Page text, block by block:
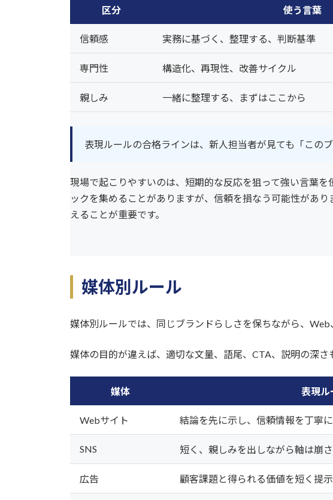
区分 使う言葉
信頼感 実務に基づく、整理する、判断基準
専門性 構造化、再現性、改善サイクル
親しみ 一緒に整理する、まずはここから
表現ルールの合格ラインは、新人担当者が見ても「この
現場で起こりやすいのは、短期的な反応を狙って強い言葉
ックを集めることがありますが、信頼を損なう可能性があ
えることが重要です。
媒体別ルール
媒体別ルールでは、同じブランドらしさを保ちながら、
媒体の目的が違えば、適切な文量、語尾、CTA、説明の深さ
媒体 表現ル
Webサイト 結論を先に示し、信頼情報を丁寧
SNS 短く、親しみを出しながら軸は崩
広告 顧客課題と得られる価値を短く提